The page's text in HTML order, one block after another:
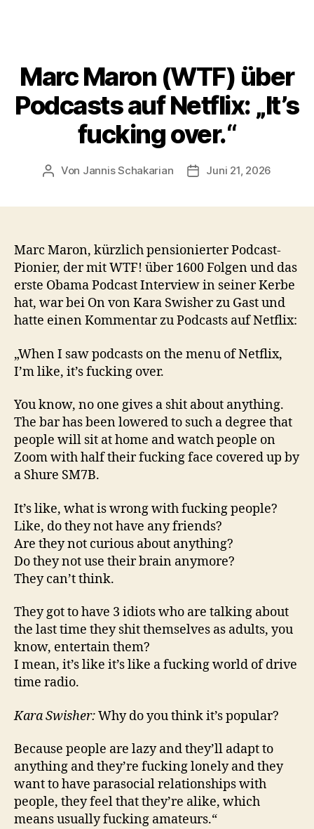
Marc Maron (WTF) über
Podcasts auf Netflix: „It’s
fucking over.“
Beitragsautor
Von Jannis Schakarian Juni 21, 2026
Marc Maron, kürzlich pensionierter Podcast-
Pionier, der mit WTF! über 1600 Folgen und das
erste Obama Podcast Interview in seiner Kerbe
hat, war bei On von Kara Swisher zu Gast und
hatte einen Kommentar zu Podcasts auf Netflix:
„When I saw podcasts on the menu of Netflix,
I’m like, it’s fucking over.
You know, no one gives a shit about anything.
The bar has been lowered to such a degree that
people will sit at home and watch people on
Zoom with half their fucking face covered up by
a Shure SM7B.
It’s like, what is wrong with fucking people?
Like, do they not have any friends?
Are they not curious about anything?
Do they not use their brain anymore?
They can’t think.
They got to have 3 idiots who are talking about
the last time they shit themselves as adults, you
know, entertain them?
I mean, it’s like it’s like a fucking world of drive
time radio.
Kara Swisher:Why do you think it’s popular?
Because people are lazy and they’ll adapt to
anything and they’re fucking lonely and they
want to have parasocial relationships with
people, they feel that they’re alike, which
means usually fucking amateurs.“